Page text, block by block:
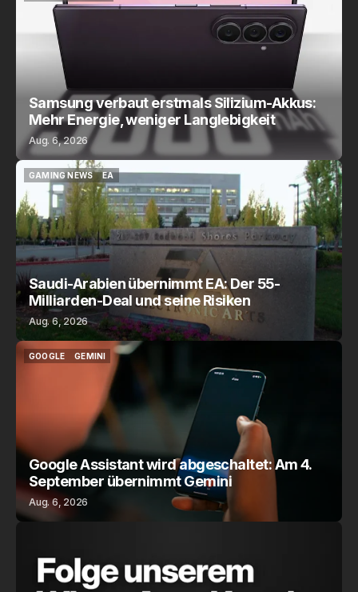
SAMSUNG
AKKU
Samsung verbaut erstmals Silizium-Akkus:
Mehr Energie, weniger Langlebigkeit
Aug. 6, 2026
GAMING NEWS
GAMING NEWS
EA
EA
Saudi-Arabien übernimmt EA: Der 55-
Milliarden-Deal und seine Risiken
Aug. 6, 2026
GOOGLE
GEMINI
Google Assistant wird abgeschaltet: Am 4.
September übernimmt Gemini
Aug. 6, 2026